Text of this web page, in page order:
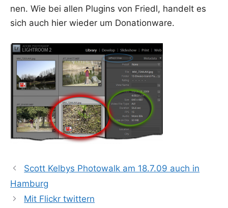
nen. Wie bei allen Plug­ins von Friedl, han­delt es
sich auch hier wie­der um Donationware.
Scott Kelbys Photowalk am 18.7.09 auch in
Hamburg
Mit Flickr twittern